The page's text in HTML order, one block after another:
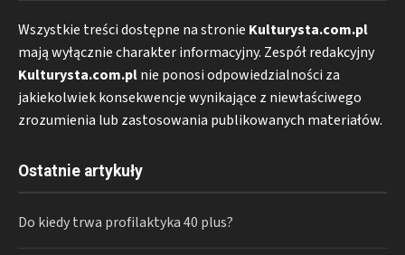
Wszystkie treści dostępne na stronie Kulturysta.com.pl
mają wyłącznie charakter informacyjny. Zespół redakcyjny
Kulturysta.com.plnie ponosi odpowiedzialności za
jakiekolwiek konsekwencje wynikające z niewłaściwego
zrozumienia lub zastosowania publikowanych materiałów.
Ostatnie artykuły
Do kiedy trwa profilaktyka 40 plus?